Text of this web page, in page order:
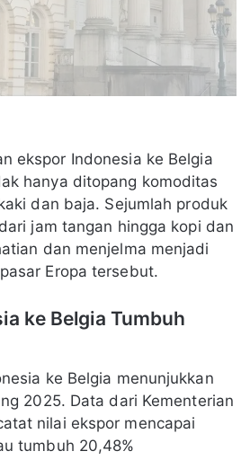
ekspor Indonesia ke Belgia
hanya ditopang komoditas
dan baja. Sejumlah produk
jam tangan hingga kopi dan
dan menjelma menjadi
Eropa tersebut.
ke Belgia Tumbuh
ke Belgia menunjukkan
2025. Data dari Kementerian
nilai ekspor mencapai
tumbuh 20,48%